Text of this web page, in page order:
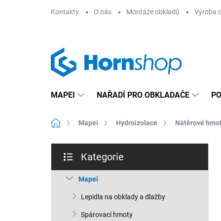
Kontakty O nás Montáže obkladů Výroba
MAPEI NAŘADÍ PRO OBKLADAČE
Domů Mapei Hydroizolace Nátěrové
s
kategorie
Kategorie
Mapei
Lepidla na obklady a dlažby
Spárovací hmoty